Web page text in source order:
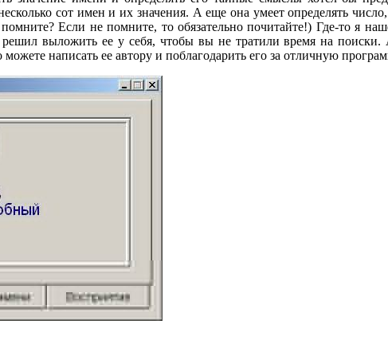
сот имен и их значения. А еще она умеет определять
Если не помните, то обязательно почитайте!) Где-то я
выложить ее у себя, чтобы вы не тратили время на
написать ее автору и поблагодарить его за отличную